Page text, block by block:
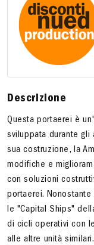
Descrizione
Questa portaerei è
sviluppata durante gli
sua costruzione, la
modifiche e
con soluzioni
portaerei.
le "Capital Ships"
di cicli operativi con
alle altre unità similari.